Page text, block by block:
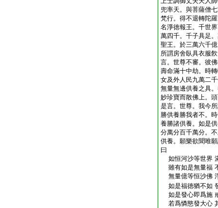
兜率天。與菩薩僧
梵行。得不退轉陀
名淨徳報王。千世
萬四千。千子具足
聖王。於三萬六千
所謂房舍臥具衣服
言。世尊不審。彼
壽命滿十中劫。時
女及外人民九萬二
無量無邊供養之具
妙珍寶而散佛上。
是言。世尊。我今
勝供養勝我者不。
養勝諸供養。如是
分萬分百千萬分。
供養。願樂欲聞唯
曰
如恒河沙等世界
雖有如是無量福
無量億等恒沙佛
如是福徳猶不如
如是發心即爲施
若爲憐愍發大心